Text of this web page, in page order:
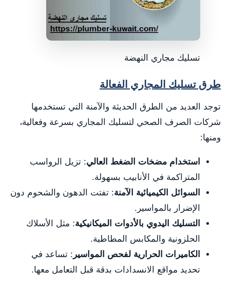
تسليك مجاري النهضة
طرق تسليك المجاري الفعالة
توجد العديد من الطرق الحديثة والآمنة التي تستخدمها
شركات الصرف الصحي لتسليك المجاري بسرعة وفعالية،
ومنها:
استخدام مضخات الضغط العالي: تزيل الرواسب
المتراكمة في الأنابيب بسهولة.
السوائل الكيميائية الآمنة: تفتت الدهون والشحوم دون
الإضرار بالمواسير.
التسليك اليدوي بالأدوات الميكانيكية: مثل الأسلاك
الحلزونية والمكابس المطاطية.
الكاميرات الحرارية لفحص المواسير : تساعد في
تحديد مواقع الانسدادات بدقة قبل التعامل معها.